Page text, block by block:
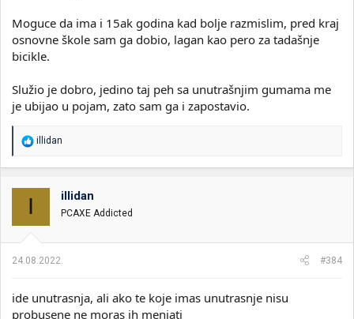
Moguce da ima i 15ak godina kad bolje razmislim, pred kraj
osnovne škole sam ga dobio, lagan kao pero za tadašnje
bicikle.
Služio je dobro, jedino taj peh sa unutrašnjim gumama me
je ubijao u pojam, zato sam ga i zapostavio.
R
o
n
:
illidan
I illidan
PCAXE Addicted
24.08.2022. #384
ide unutrasnja, ali ako te koje imas unutrasnje nisu
probusene ne moras ih menjati